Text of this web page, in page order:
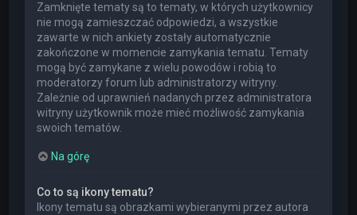
Zamknięte tematy są to tematy, w których użytkownicy
nie mogą zamieszczać odpowiedzi, a wszystkie
zawarte w nich ankiety zostały automatycznie
zakończone w momencie zamykania tematu. Tematy
mogą być zamykane z wielu powodów i robią to
moderatorzy forum lub administratorzy witryny.
Zależnie od uprawnień nadanych przez administratora
witryny użytkownik może mieć możliwość zamykania
swoich tematów.
Na górę
Co to są ikony tematu?
Ikony tematu są obrazkami wybieranymi przez autora